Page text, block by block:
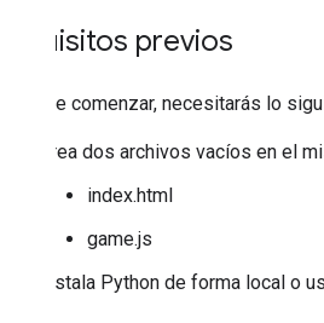
Requisitos previos
Antes de comenzar, necesitarás lo
Crea dos archivos vacíos en el
index.html
game.js
Instala Python de forma local o